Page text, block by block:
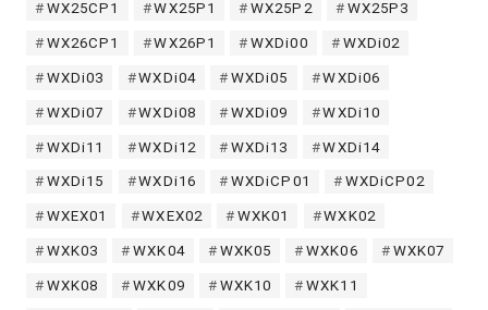
WX25CP1 WX25P1 WX25P2 WX25P3
WX26CP1 WX26P1 WXDi00 WXDi02
WXDi03 WXDi04 WXDi05 WXDi06
WXDi07 WXDi08 WXDi09 WXDi10
WXDi11 WXDi12 WXDi13 WXDi14
WXDi15 WXDi16 WXDiCP01 WXDiCP02
WXEX01 WXEX02 WXK01 WXK02
WXK03 WXK04 WXK05 WXK06 WXK07
WXK08 WXK09 WXK10 WXK11